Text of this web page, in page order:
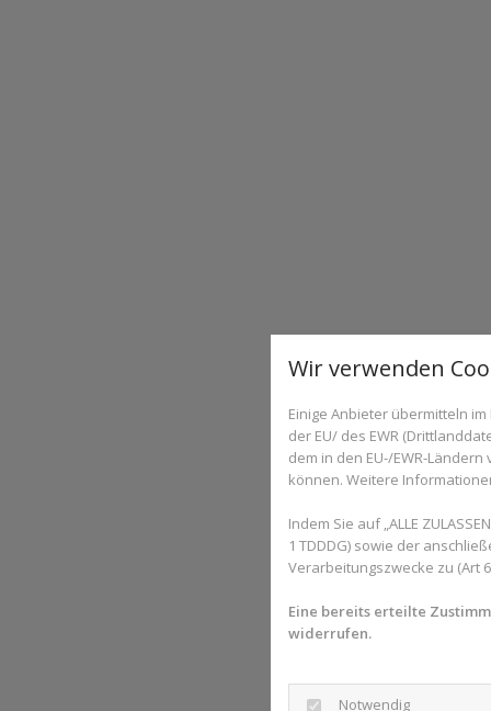
Wir verwenden
Einige Anbieter übermitteln
der EU/ des EWR
dem in den EU-/EWR-
können. Weitere
Indem Sie auf „ALLE
1 TDDDG) sowie der
Verarbeitungszwecke zu (Art 6
Eine bereits erteilte
widerrufen.
Notwendig